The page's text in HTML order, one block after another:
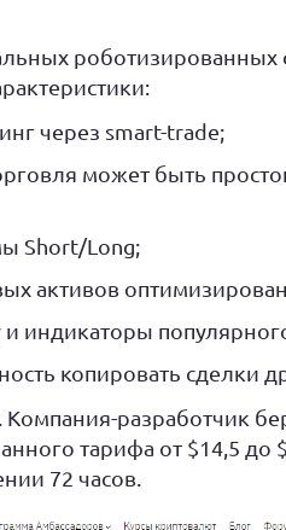
роботизированных
через smart-trade;
может быть
Short/Long;
активов
индикаторы
копировать сделки
Компания-разработчик
тарифа от $14,5 до
72 часов.